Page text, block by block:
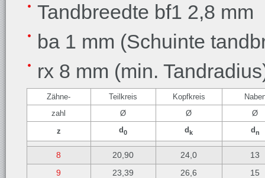
Tandbreedte bf1 2,8 mm
ba 1 mm (Schuinte
rx 8 mm (min.
Zähne- Teilkreis Kopfkreis
zahl
Ø Ø
Ø
z
d0 dk dn
8 20,90 24,0
13
9
23,39 26,6
15